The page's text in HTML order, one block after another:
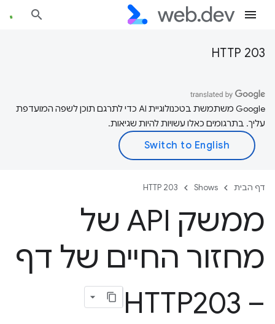
HTTP 203
‫Google משתמשת בטכנולוגיית AI כדי לתרגם תוכן לשפה המועדפת
עליך. בתרגומים כאלו עשויות להיות שגיאות.
דף הבית Shows
HTTP 203
ממשק API של
מחזור החיים של דף
– HTTP203